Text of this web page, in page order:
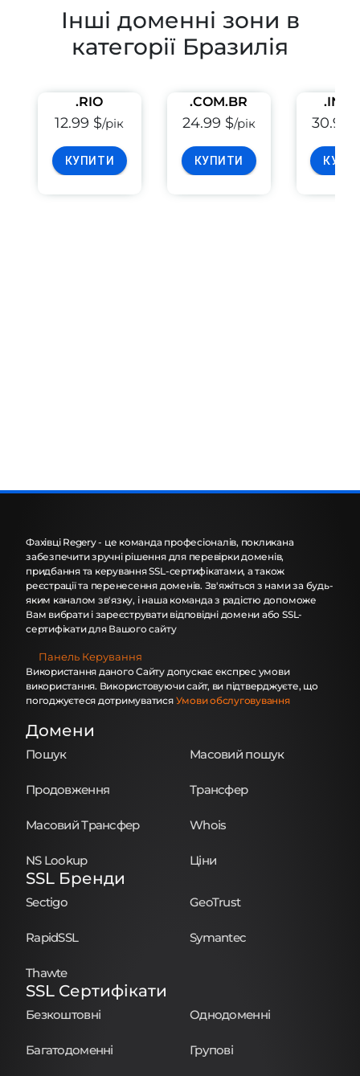
Інші доменні зони в
категорії Бразилія
.RIO
12.99 $/рік
КУПИТИ
.COM.BR
24.99 $/рік
КУПИТИ
30.99
Фахівці Regery - це команда професіоналів, покликана
забезпечити зручні рішення для перевірки доменів,
придбання та керування SSL-сертифікатами, а також
реєстрації та перенесення доменів. Зв'яжіться з нами за будь-
яким каналом зв'язку, і наша команда з радістю допоможе
Вам вибрати і зареєструвати відповідні домени або SSL-
сертифікати для Вашого сайту
Панель Керування
Використання даного Сайту допускає експрес умови
використання. Використовуючи сайт, ви підтверджуєте, що
погоджуєтеся дотримуватися Умови обслуговування
Домени
Пошук Масовий пошук
Продовження Трансфер
Масовий Трансфер Whois
NS Lookup Ціни
SSL Бренди
Sectigo GeoTrust
RapidSSL Symantec
Thawte
SSL Сертифікати
Безкоштовні Однодоменні
Багатодоменні Групові